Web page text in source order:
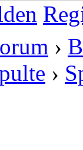
›
›